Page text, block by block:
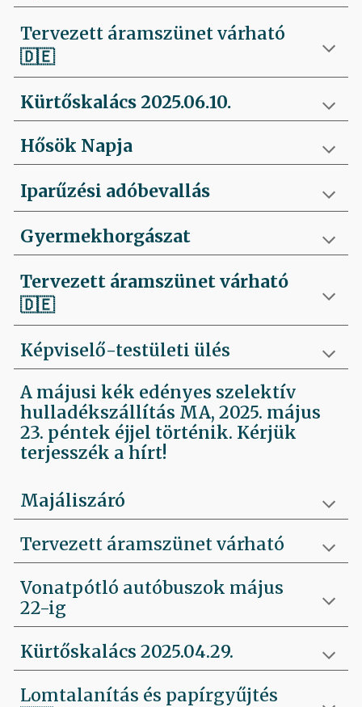
Tervezett áramszünet várható
🇩🇪
Kürtőskalács 2025.06.10.
Hősök Napja
Iparűzési adóbevallás
Gyermekhorgászat
Tervezett áramszünet várható
🇩🇪
Képviselő-testületi ülés
A májusi kék edényes szelektív
hulladékszállítás MA, 2025. május
23. péntek éjjel történik. Kérjük
terjesszék a hírt!
Majáliszáró
Tervezett áramszünet várható
Vonatpótló autóbuszok május
22-ig
Kürtőskalács 2025.04.29.
Lomtalanítás és papírgyűjtés